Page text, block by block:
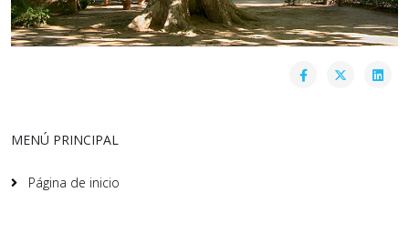
MENÚ PRINCIPAL
Página de inicio